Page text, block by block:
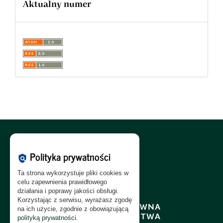
Aktualny numer
Polityka Prywatności:PL
Polityka RODO:PL|EN
policy Polityka prywatności
Ta strona wykorzystuje pliki cookies w
celu zapewnienia prawidłowego
działania i poprawy jakości obsługi.
Korzystając z serwisu, wyrażasz zgodę
na ich użycie, zgodnie z obowiązującą
polityką prywatności